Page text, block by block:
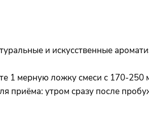
и искусственные
1 мерную ложку смеси с 170-250
приёма: утром сразу после